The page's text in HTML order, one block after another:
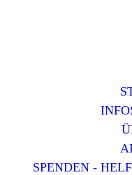
SPENDEN -